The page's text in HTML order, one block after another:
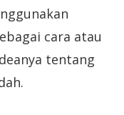
cara atau
tentang